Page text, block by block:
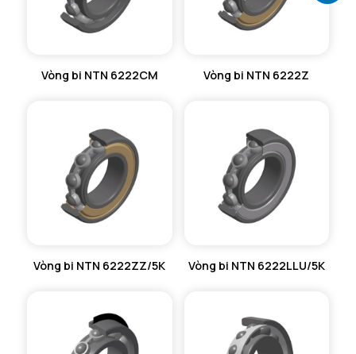
Vòng bi NTN 6222CM Vòng bi NTN 6222Z
Vòng bi NTN 6222ZZ/5K Vòng bi NTN 6222LLU/5K